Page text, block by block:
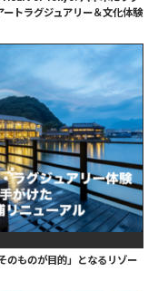
トラグジュアリー＆文化体験
のものが目的」となるリゾー